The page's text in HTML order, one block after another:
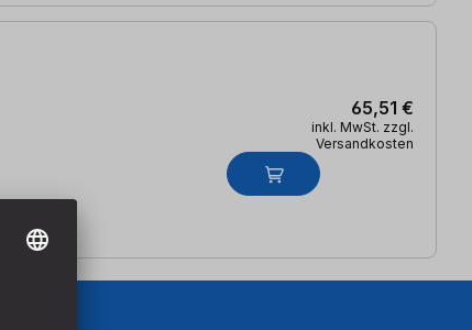
65,51 €
inkl. MwSt. zzgl.
Versandkosten